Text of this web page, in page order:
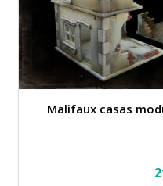
Malifaux casas